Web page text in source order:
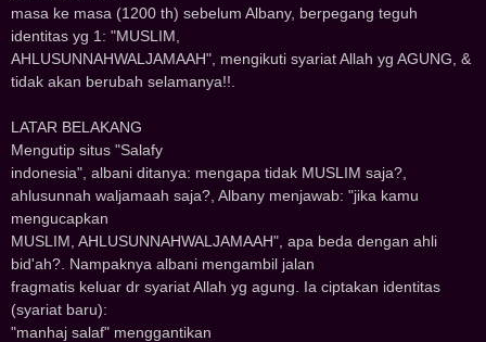
masa ke masa (1200 th) sebelum Albany, berpegang teguh
identitas yg 1: "MUSLIM,
AHLUSUNNAHWALJAMAAH", mengikuti syariat Allah yg AGUNG, &
tidak akan berubah selamanya!!.
LATAR BELAKANG
Mengutip situs "Salafy
indonesia", albani ditanya: mengapa tidak MUSLIM saja?,
ahlusunnah waljamaah saja?, Albany menjawab: "jika kamu
mengucapkan
MUSLIM, AHLUSUNNAHWALJAMAAH", apa beda dengan ahli
bid'ah?. Nampaknya albani mengambil jalan
fragmatis keluar dr syariat Allah yg agung. Ia ciptakan identitas
(syariat baru):
"manhaj salaf" menggantikan